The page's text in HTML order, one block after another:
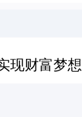
现财富梦想